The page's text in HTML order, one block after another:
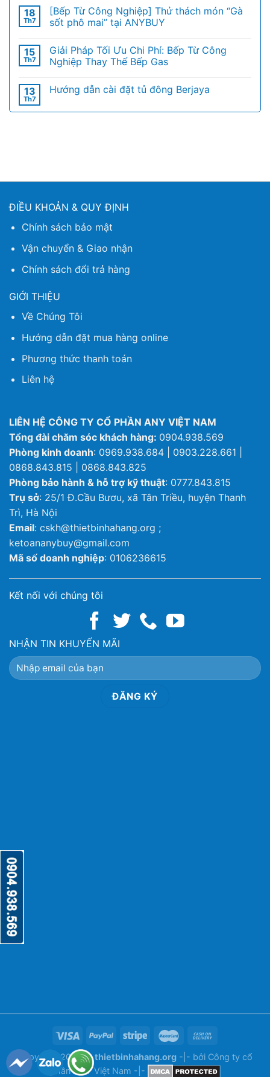
18
Th7
[Bếp Từ Công Nghiệp] Thử thách món “Gà
sốt phô mai” tại ANYBUY
15
Th7
Giải Pháp Tối Ưu Chi Phí: Bếp Từ Công
Nghiệp Thay Thế Bếp Gas
13
Th7
Hướng dẫn cài đặt tủ đông Berjaya
ĐIỀU KHOẢN & QUY ĐỊNH
Chính sách bảo mật
Vận chuyển & Giao nhận
Chính sách đổi trả hàng
GIỚI THIỆU
Về Chúng Tôi
Hướng dẫn đặt mua hàng online
Phương thức thanh toán
Liên hệ
LIÊN HỆ CÔNG TY CỔ PHẦN ANY VIỆT NAM
Tổng đài chăm sóc khách hàng: 0904.938.569
Phòng kinh doanh: 0969.938.684 | 0903.228.661 |
0868.843.815 | 0868.843.825
Phòng bảo hành & hỗ trợ kỹ thuật: 0777.843.815
Trụ sở: 25/1 Đ.Cầu Bươu, xã Tân Triều, huyện Thanh
Trì, Hà Nội
Email: cskh@thietbinhahang.org ;
ketoananybuy@gmail.com
Mã số doanh nghiệp: 0106236615
Kết nối với chúng tôi
NHẬN TIN KHUYẾN MÃI
Copyright 2026 ©thietbinhahang.org -|- bởi Công ty cổ
phần ANY Việt Nam -|-